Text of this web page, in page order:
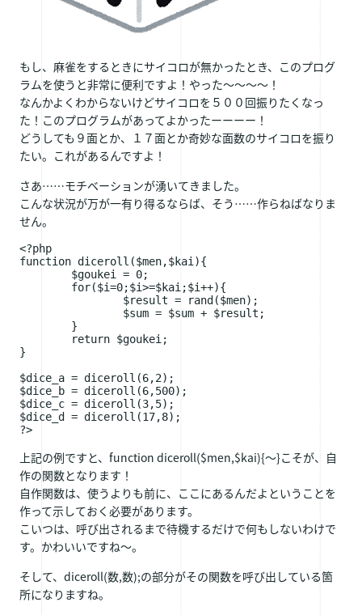
もし、麻雀をするときにサイコロが無かったとき、このプログ
ラムを使うと非常に便利ですよ！やった～～～～！
なんかよくわからないけどサイコロを５００回振りたくなっ
た！このプログラムがあってよかったーーーー！
どうしても９面とか、１７面とか奇妙な面数のサイコロを振り
たい。これがあるんですよ！
さあ……モチベーションが湧いてきました。
こんな状況が万が一有り得るならば、そう……作らねばなりま
せん。
<?php
function diceroll($men,$kai){
}
$dice_a = diceroll(6,2);
$dice_b = diceroll(6,500);
$dice_c = diceroll(3,5);
$dice_d = diceroll(17,8);
上記の例ですと、function diceroll($men,$kai){～}こそが、自
作の関数となります！
自作関数は、使うよりも前に、ここにあるんだよということを
作って示しておく必要があります。
こいつは、呼び出されるまで待機するだけで何もしないわけで
す。かわいいですね～。
そして、diceroll(数,数);の部分がその関数を呼び出している箇
所になりますね。